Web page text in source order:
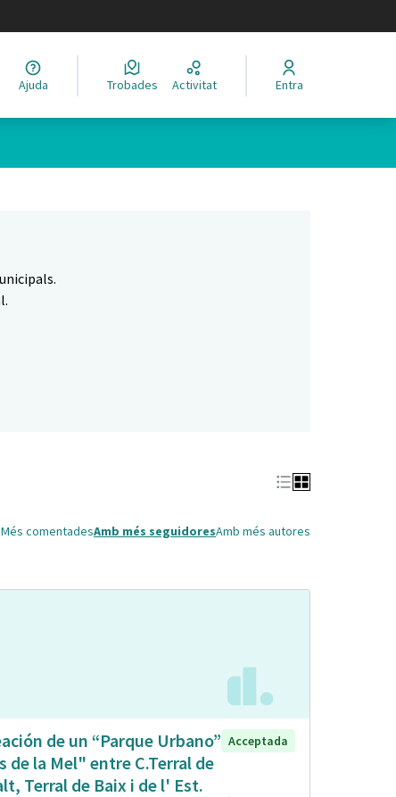
el idioma
Ajuda Trobades Activitat Entra
Més comentadesAmb més seguidoresAmb més autores
de un “Parque Urbano”
de la Mel" entre C.Terral de
Terral de Baix i de l' Est.
Acceptada